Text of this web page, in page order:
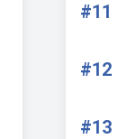
#11
#12
#13